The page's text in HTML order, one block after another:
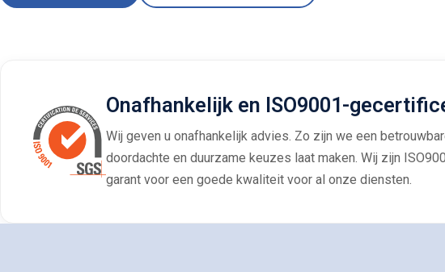
Onafhankelijk en ISO9001-
Wij geven u onafhankelijk advies. Zo zijn we een
doordachte en duurzame keuzes laat maken. Wij zijn
garant voor een goede kwaliteit voor al onze diensten.